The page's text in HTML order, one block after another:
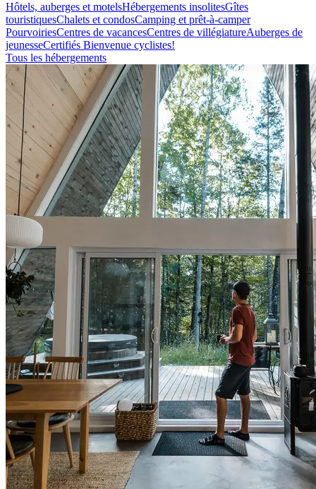
Hôtels, auberges et motelsHébergements insolitesGîtes
touristiquesChalets et condosCamping et prêt-à-camper
PourvoiriesCentres de vacancesCentres de villégiatureAuberges de
jeunesseCertifiés Bienvenue cyclistes!
Tous les hébergements